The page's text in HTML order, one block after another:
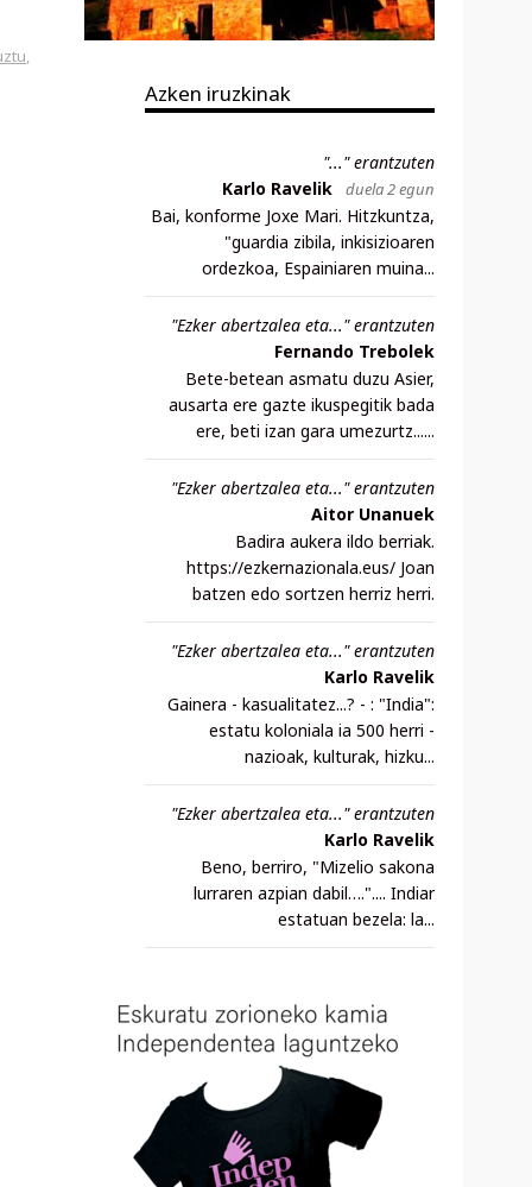
,
Azken iruzkinak
"..." erantzuten
Karlo Ravelik
duela 2 egun
Bai, konforme Joxe Mari. Hitzkuntza,
"guardia zibila, inkisizioaren
ordezkoa, Espainiaren muina...
"Ezker abertzalea eta..." erantzuten
Fernando Trebolek
Bete-betean asmatu duzu Asier,
ausarta ere gazte ikuspegitik bada
ere, beti izan gara umezurtz......
"Ezker abertzalea eta..." erantzuten
Aitor Unanuek
Badira aukera ildo berriak.
https://ezkernazionala.eus/ Joan
batzen edo sortzen herriz herri.
"Ezker abertzalea eta..." erantzuten
Karlo Ravelik
Gainera - kasualitatez...? - : "India":
estatu koloniala ia 500 herri -
nazioak, kulturak, hizku...
"Ezker abertzalea eta..." erantzuten
Karlo Ravelik
Beno, berriro, "Mizelio sakona
lurraren azpian dabil….".... Indiar
estatuan bezela: la...